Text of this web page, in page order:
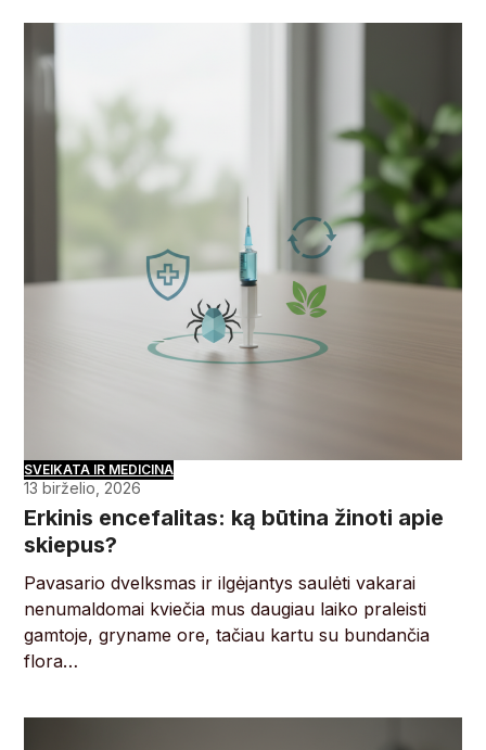
SVEIKATA IR MEDICINA
13 birželio, 2026
Erkinis encefalitas: ką būtina žinoti apie
skiepus?
Pavasario dvelksmas ir ilgėjantys saulėti vakarai
nenumaldomai kviečia mus daugiau laiko praleisti
gamtoje, gryname ore, tačiau kartu su bundančia
flora…